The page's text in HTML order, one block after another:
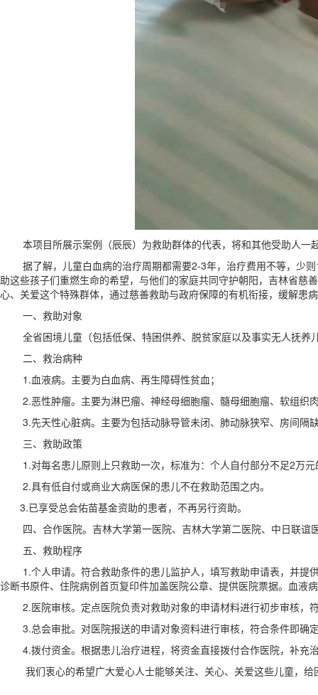
本项目所展示案例（辰辰）为救助群体的代表，将和其他受助人一
据了解，儿童白血病的治疗周期都需要2-3年，治疗费用不等，少则
助这些孩子们重燃生命的希望，与他们的家庭共同守护朝阳，吉林省
心、关爱这个特殊群体，通过慈善救助与政府保障的有机衔接，缓解患
一、救助对象
全省困境儿童（包括低保、特困供养、脱贫家庭以及事实无人抚养
二、救治病种
1.血液病。主要为白血病、再生障碍性贫血；
2.恶性肿瘤。主要为淋巴瘤、神经母细胞瘤、髓母细胞瘤、软组织
3.先天性心脏病。主要为包括动脉导管未闭、肺动脉狭窄、房间隔
三、救助政策
1.对每名患儿原则上只救助一次，标准为：个人自付部分不足2万元
2.具有低自付或商业大病医保的患儿不在救助范围之内。
3.已享受总会佑苗基金资助的患者，不再另行资助。
四、合作医院。吉林大学第一医院、吉林大学第二医院、中日联谊
五、救助程序
1.个人申请。符合救助条件的患儿监护人，填写救助申请表，并提
诊断书原件、住院病例首页复印件加盖医院公章、提供医院票据。血液
2.医院审核。定点医院负责对救助对象的申请材料进行初步审核，
3.总会审批。对医院报送的申请对象资料进行审核，符合条件即确
4.拨付资金。根据患儿治疗进程，将资金直接拨付合作医院，补充
我们衷心的希望广大爱心人士能够关注、关心、关爱这些儿童，给